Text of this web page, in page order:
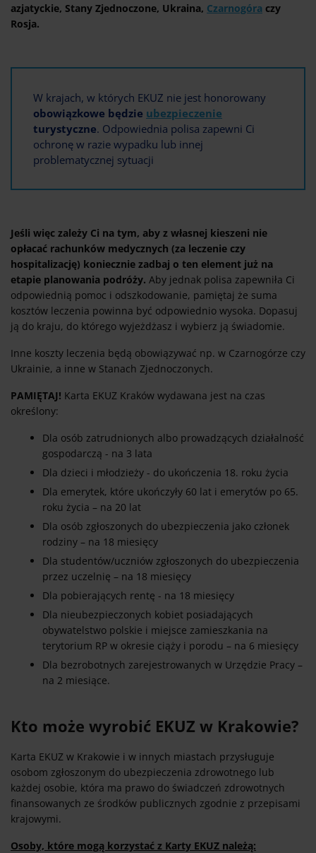
azjatyckie, Stany Zjednoczone, Ukraina, Czarnogóra czy
Rosja.
W krajach, w których EKUZ nie jest honorowany
obowiązkowe będzie ubezpieczenie
turystyczne. Odpowiednia polisa zapewni Ci
ochronę w razie wypadku lub innej
problematycznej sytuacji
Jeśli więc zależy Ci na tym, aby z własnej kieszeni nie
opłacać rachunków medycznych (za leczenie czy
hospitalizację) koniecznie zadbaj o ten element już na
etapie planowania podróży. Aby jednak polisa zapewniła Ci
odpowiednią pomoc i odszkodowanie, pamiętaj że suma
kosztów leczenia powinna być odpowiednio wysoka. Dopasuj
ją do kraju, do którego wyjeżdżasz i wybierz ją świadomie.
Inne koszty leczenia będą obowiązywać np. w Czarnogórze czy
Ukrainie, a inne w Stanach Zjednoczonych.
PAMIĘTAJ! Karta EKUZ Kraków wydawana jest na czas
określony:
Dla osób zatrudnionych albo prowadzących działalność
gospodarczą - na 3 lata
Dla dzieci i młodzieży - do ukończenia 18. roku życia
Dla emerytek, które ukończyły 60 lat i emerytów po 65.
roku życia – na 20 lat
Dla osób zgłoszonych do ubezpieczenia jako członek
rodziny – na 18 miesięcy
Dla studentów/uczniów zgłoszonych do ubezpieczenia
przez uczelnię – na 18 miesięcy
Dla pobierających rentę - na 18 miesięcy
Dla nieubezpieczonych kobiet posiadających
obywatelstwo polskie i miejsce zamieszkania na
terytorium RP w okresie ciąży i porodu – na 6 miesięcy
Dla bezrobotnych zarejestrowanych w Urzędzie Pracy –
na 2 miesiące.
Kto może wyrobić EKUZ w Krakowie?
Karta EKUZ w Krakowie i w innych miastach przysługuje
osobom zgłoszonym do ubezpieczenia zdrowotnego lub
każdej osobie, która ma prawo do świadczeń zdrowotnych
finansowanych ze środków publicznych zgodnie z przepisami
krajowymi.
Osoby, które mogą korzystać z Karty EKUZ należą: